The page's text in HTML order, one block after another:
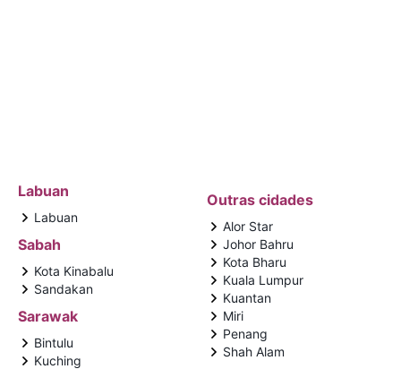
Labuan
Labuan
Sabah
Kota Kinabalu
Sandakan
Sarawak
Bintulu
Kuching
Outras cidades
Alor Star
Johor Bahru
Kota Bharu
Kuala Lumpur
Kuantan
Miri
Penang
Shah Alam